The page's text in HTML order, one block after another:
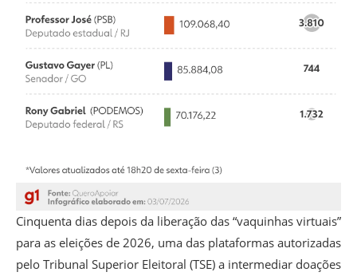
Cinquenta dias depois da liberação das “vaquinhas virtuais”
para as eleições de 2026, uma das plataformas autorizadas
pelo Tribunal Superior Eleitoral (TSE) a intermediar doações